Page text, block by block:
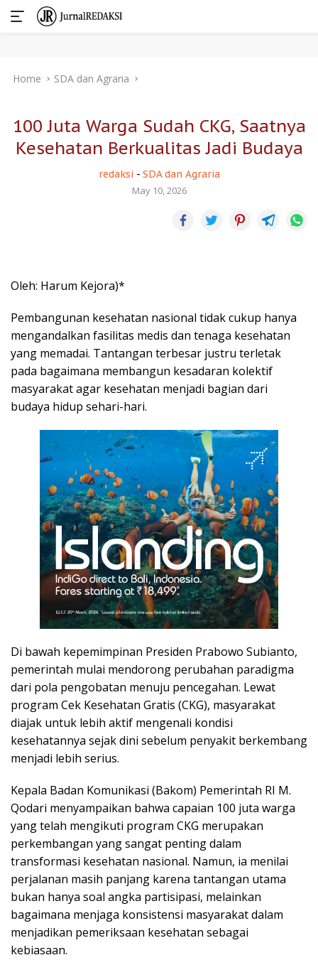
Home SDA dan Agraria
100 Juta Warga Sudah CKG, Saatnya
Kesehatan Berkualitas Jadi Budaya
redaksi - SDA dan Agraria
May 10, 2026
Oleh: Harum Kejora)*
Pembangunan kesehatan nasional tidak cukup hanya
mengandalkan fasilitas medis dan tenaga kesehatan
yang memadai. Tantangan terbesar justru terletak
pada bagaimana membangun kesadaran kolektif
masyarakat agar kesehatan menjadi bagian dari
budaya hidup sehari-hari.
Di bawah kepemimpinan Presiden Prabowo Subianto,
pemerintah mulai mendorong perubahan paradigma
dari pola pengobatan menuju pencegahan. Lewat
program Cek Kesehatan Gratis (CKG), masyarakat
diajak untuk lebih aktif mengenali kondisi
kesehatannya sejak dini sebelum penyakit berkembang
menjadi lebih serius.
Kepala Badan Komunikasi (Bakom) Pemerintah RI M.
Qodari menyampaikan bahwa capaian 100 juta warga
yang telah mengikuti program CKG merupakan
perkembangan yang sangat penting dalam
transformasi kesehatan nasional. Namun, ia menilai
perjalanan masih panjang karena tantangan utama
bukan hanya soal angka partisipasi, melainkan
bagaimana menjaga konsistensi masyarakat dalam
menjadikan pemeriksaan kesehatan sebagai
kebiasaan.